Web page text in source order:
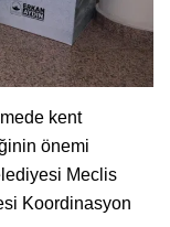
kent
önemi
Meclis
Koordinasyon